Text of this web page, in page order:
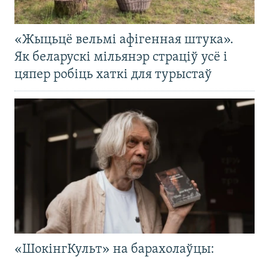
«Жыцьцё вельмі афігенная штука».
Як беларускі мільянэр страціў усё і
цяпер робіць хаткі для турыстаў
«ШокінгКульт» на барахолаўцы: